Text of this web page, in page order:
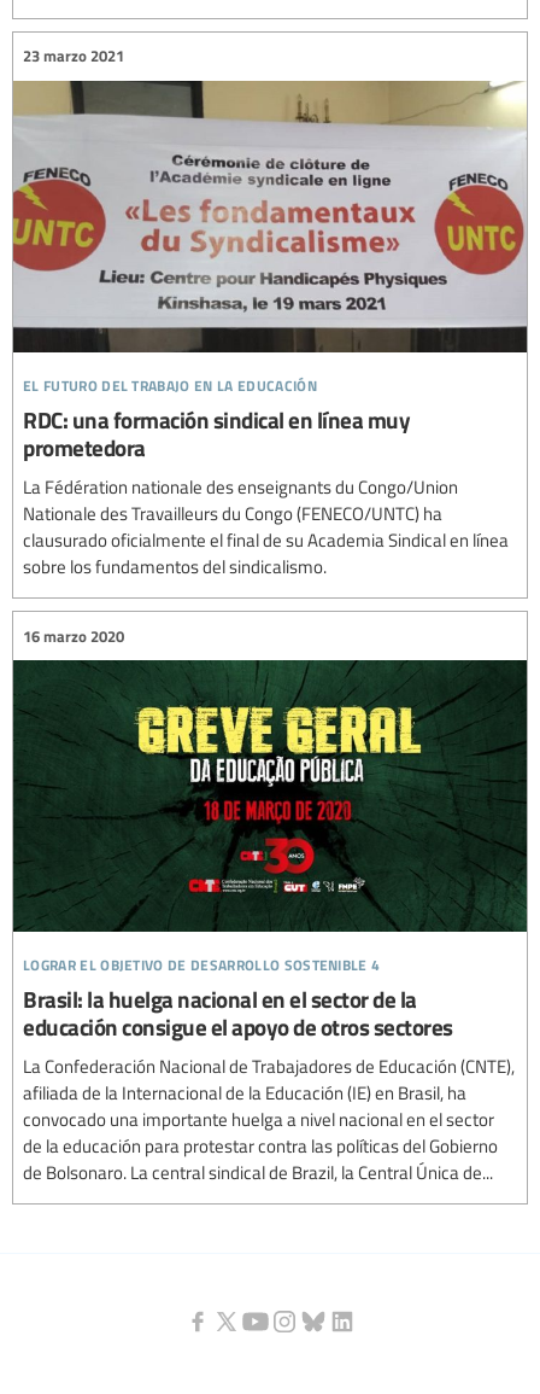
el futuro del trabajo en la educación
23 marzo 2021
RDC: una formación sindical en línea muy
prometedora
La Fédération nationale des enseignants du Congo/Union
Nationale des Travailleurs du Congo (FENECO/UNTC) ha
clausurado oficialmente el final de su Academia Sindical en línea
sobre los fundamentos del sindicalismo.
lograr el objetivo de desarrollo sostenible 4
16 marzo 2020
Brasil: la huelga nacional en el sector de la
educación consigue el apoyo de otros sectores
La Confederación Nacional de Trabajadores de Educación (CNTE),
afiliada de la Internacional de la Educación (IE) en Brasil, ha
convocado una importante huelga a nivel nacional en el sector
de la educación para protestar contra las políticas del Gobierno
de Bolsonaro. La central sindical de Brazil, la Central Única de...